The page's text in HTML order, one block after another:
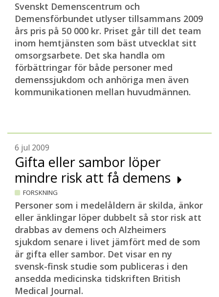
Svenskt Demenscentrum och
Demensförbundet utlyser tillsammans 2009
års pris på 50 000 kr. Priset går till det team
inom hemtjänsten som bäst utvecklat sitt
omsorgsarbete. Det ska handla om
förbättringar för både personer med
demenssjukdom och anhöriga men även
kommunikationen mellan huvudmännen.
6 jul 2009
Gifta eller sambor löper
mindre risk att få demens
FORSKNING
Personer som i medelåldern är skilda, änkor
eller änklingar löper dubbelt så stor risk att
drabbas av demens och Alzheimers
sjukdom senare i livet jämfört med de som
är gifta eller sambor. Det visar en ny
svensk-finsk studie som publiceras i den
ansedda medicinska tidskriften British
Medical Journal.